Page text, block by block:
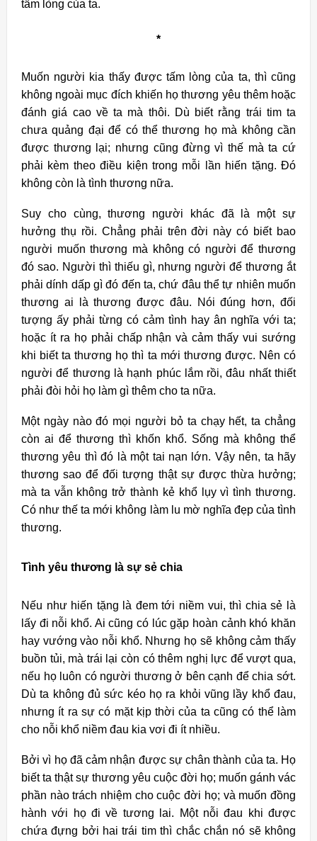
tấm lòng của ta.
*
Muốn người kia thấy được tấm lòng của ta, thì cũng
không ngoài mục đích khiến họ thương yêu thêm hoặc
đánh giá cao về ta mà thôi. Dù biết rằng trái tim ta
chưa quảng đại để có thể thương họ mà không cần
được thương lại; nhưng cũng đừng vì thế mà ta cứ
phải kèm theo điều kiện trong mỗi lần hiến tặng. Đó
không còn là tình thương nữa.
Suy cho cùng, thương người khác đã là một sự
hưởng thụ rồi. Chẳng phải trên đời này có biết bao
người muốn thương mà không có người để thương
đó sao. Người thì thiếu gì, nhưng người để thương ắt
phải dính dấp gì đó đến ta, chứ đâu thể tự nhiên muốn
thương ai là thương được đâu. Nói đúng hơn, đối
tượng ấy phải từng có cảm tình hay ân nghĩa với ta;
hoặc ít ra họ phải chấp nhận và cảm thấy vui sướng
khi biết ta thương họ thì ta mới thương được. Nên có
người để thương là hạnh phúc lắm rồi, đâu nhất thiết
phải đòi hỏi họ làm gì thêm cho ta nữa.
Một ngày nào đó mọi người bỏ ta chạy hết, ta chẳng
còn ai để thương thì khốn khổ. Sống mà không thể
thương yêu thì đó là một tai nạn lớn. Vậy nên, ta hãy
thương sao để đối tượng thật sự được thừa hưởng;
mà ta vẫn không trở thành kẻ khổ lụy vì tình thương.
Có như thế ta mới không làm lu mờ nghĩa đẹp của tình
thương.
Tình yêu thương là sự sẻ chia
Nếu như hiến tặng là đem tới niềm vui, thì chia sẻ là
lấy đi nỗi khổ. Ai cũng có lúc gặp hoàn cảnh khó khăn
hay vướng vào nỗi khổ. Nhưng họ sẽ không cảm thấy
buồn tủi, mà trái lại còn có thêm nghị lực để vượt qua,
nếu họ luôn có người thương ở bên cạnh để chia sớt.
Dù ta không đủ sức kéo họ ra khỏi vũng lầy khổ đau,
nhưng ít ra sự có mặt kịp thời của ta cũng có thể làm
cho nỗi khổ niềm đau kia vơi đi ít nhiều.
Bởi vì họ đã cảm nhận được sự chân thành của ta. Họ
biết ta thật sự thương yêu cuộc đời họ; muốn gánh vác
phần nào trách nhiệm cho cuộc đời họ; và muốn đồng
hành với họ đi về tương lai. Một nỗi đau khi được
chứa đựng bởi hai trái tim thì chắc chắn nó sẽ không